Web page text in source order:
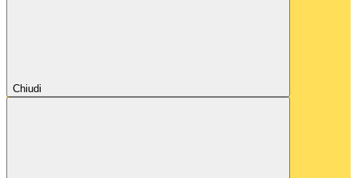
Chiudi